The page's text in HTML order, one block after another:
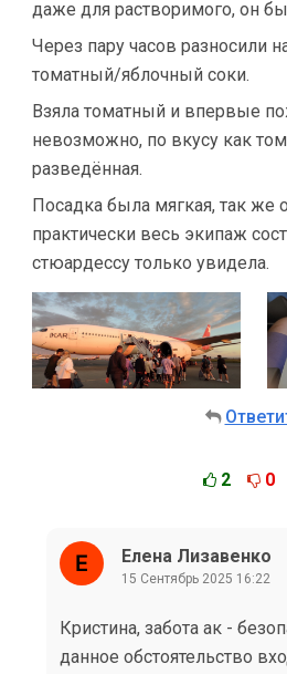
даже для растворимого, он
Через пару часов разносили
томатный/яблочный соки.
Взяла томатный и впервые
невозможно, по вкусу как
разведённая.
Посадка была мягкая, так же
практически весь экипаж
стюардессу только увидела.
2 0
Елена Лизавенко
15 Сентябрь 2025 16:22
Кристина, забота ак -
данное обстоятельство